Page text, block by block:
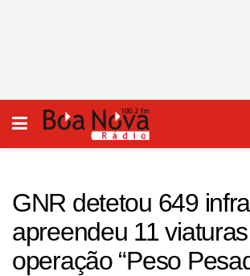
GNR detetou 649
apreendeu 11
operação “Peso